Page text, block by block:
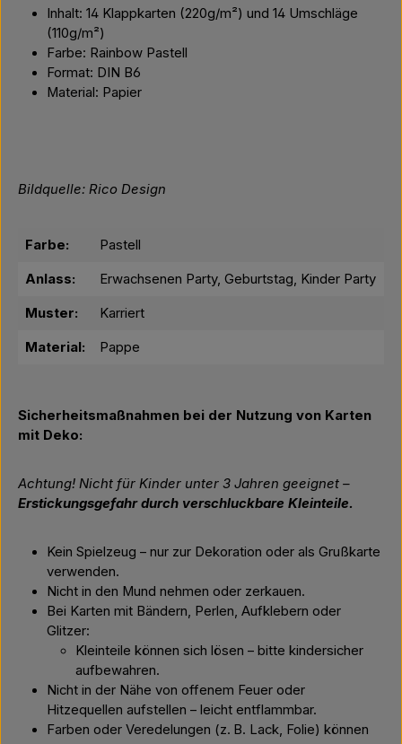
Inhalt: 14 Klappkarten (220g/m²) und 14 Umschläge
(110g/m²)
Farbe: Rainbow Pastell
Format: DIN B6
Material: Papier
Bildquelle: Rico Design
Farbe: Pastell
Anlass: Erwachsenen Party, Geburtstag, Kinder Party
Muster: Karriert
Material: Pappe
Sicherheitsmaßnahmen bei der Nutzung von Karten
mit Deko:
Achtung! Nicht für Kinder unter 3 Jahren geeignet –
Erstickungsgefahr durch verschluckbare Kleinteile.
Kein Spielzeug – nur zur Dekoration oder als Grußkarte
verwenden.
Nicht in den Mund nehmen oder zerkauen.
Bei Karten mit Bändern, Perlen, Aufklebern oder
Glitzer:
Kleinteile können sich lösen – bitte kindersicher
aufbewahren.
Nicht in der Nähe von offenem Feuer oder
Hitzequellen aufstellen – leicht entflammbar.
Farben oder Veredelungen (z. B. Lack, Folie) können